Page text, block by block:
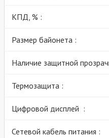
КПД, % :
Размер байонета :
Наличие защитной
Термозащита :
Цифровой дисплей :
Сетевой кабель питания :